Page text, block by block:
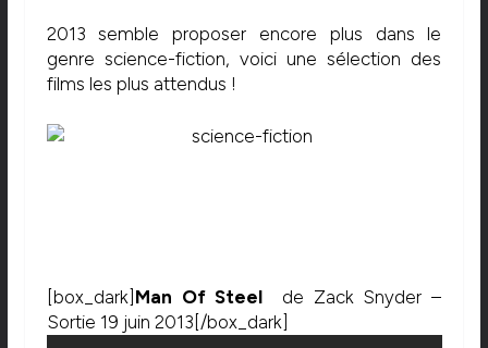
2013 semble proposer encore plus dans le
genre science-fiction, voici une sélection des
films les plus attendus !
[box_dark] Man Of Steel de Zack Snyder –
Sortie 19 juin 2013[/box_dark]